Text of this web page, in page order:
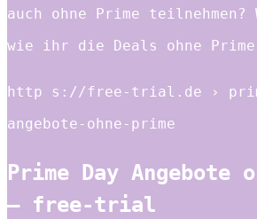
auch ohne Prime
wie ihr die Deals ohne Prime
http s://free-trial.de ›
angebote-ohne-prime
Prime Day Angebote
– free-trial